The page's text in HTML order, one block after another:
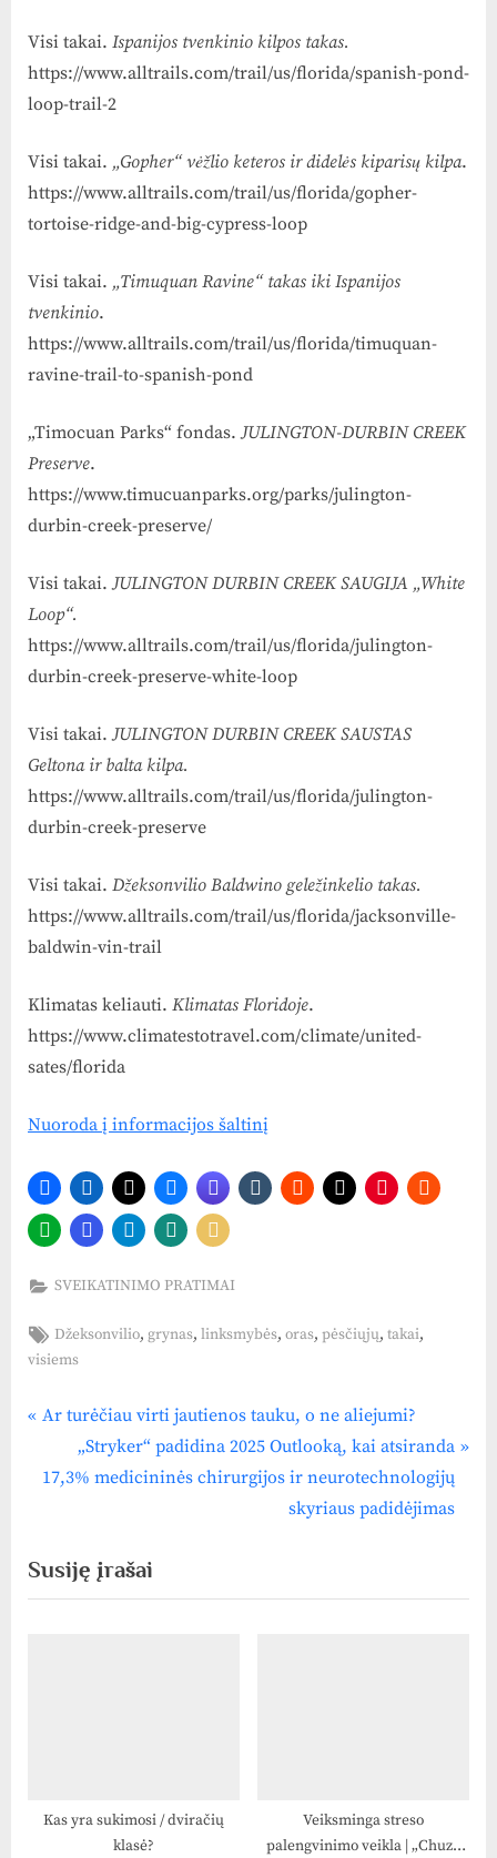
Visi takai. Ispanijos tvenkinio kilpos takas.
https://www.alltrails.com/trail/us/florida/spanish-pond-
loop-trail-2
Visi takai. „Gopher“ vėžlio keteros ir didelės kiparisų kilpa.
https://www.alltrails.com/trail/us/florida/gopher-
tortoise-ridge-and-big-cypress-loop
Visi takai. „Timuquan Ravine“ takas iki Ispanijos
tvenkinio.
https://www.alltrails.com/trail/us/florida/timuquan-
ravine-trail-to-spanish-pond
„Timocuan Parks“ fondas.JULINGTON-DURBIN CREEK
Preserve.
https://www.timucuanparks.org/parks/julington-
durbin-creek-preserve/
Visi takai.JULINGTON DURBIN CREEK SAUGIJA „White
Loop“.
https://www.alltrails.com/trail/us/florida/julington-
durbin-creek-preserve-white-loop
Visi takai.JULINGTON DURBIN CREEK SAUSTAS
Geltona ir balta kilpa.
https://www.alltrails.com/trail/us/florida/julington-
durbin-creek-preserve
Visi takai. Džeksonvilio Baldwino geležinkelio takas.
https://www.alltrails.com/trail/us/florida/jacksonville-
baldwin-vin-trail
Klimatas keliauti. Klimatas Floridoje.
https://www.climatestotravel.com/climate/united-
sates/florida
Nuoroda į informacijos šaltinį
SVEIKATINIMO PRATIMAI
Tags:
Džeksonvilio, grynas,linksmybės,oras,pėsčiųjų,takai,
visiems
Navigacija
tarp
P
e
o
u
Ar turėčiau virti jautienos tauku, o ne aliejumi?
N
e
P
o
„Stryker“ padidina 2025 Outlooką, kai atsiranda
17,3% medicininės chirurgijos ir neurotechnologijų
skyriaus padidėjimas
Susiję įrašai
Kas yra sukimosi / dviračių
klasė?
Veiksminga streso
palengvinimo veikla | „Chuze